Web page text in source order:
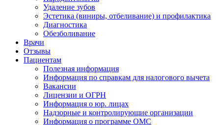
Удаление зубов
Эстетика (виниры, отбеливание) и профилактика
Диагностика
Обезболивание
Врачи
Отзывы
Пациентам
Полезная информация
Информация по справкам для налогового вычета
Вакансии
Лицензии и ОГРН
Информация о юр. лицах
Надзорные и контролирующие организации
Информация о программе ОМС